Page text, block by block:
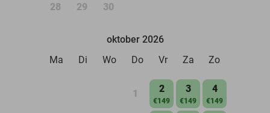
28 29 30
oktober 2026
Ma
Di Wo Do Vr Za Zo
1 2
€149
3
€149
4
€149